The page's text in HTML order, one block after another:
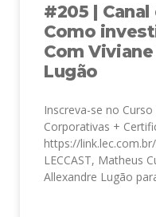
#205 |
Como
Com
Lugão
Inscreva-se no
Corporativas +
https://
LECCAST, Matheus
Allexandre Lugão